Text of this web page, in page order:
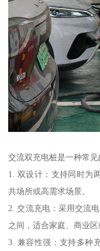
交流双充电桩是一种常
1. 双设计：支持同时为
共场所或高需求场景。
2. 交流充电：采用交流
之间，适合家庭、商业区
3. 兼容性强：支持多种